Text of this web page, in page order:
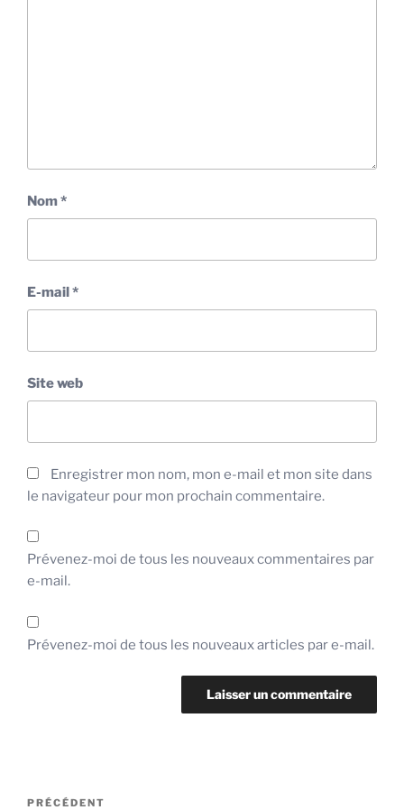
Nom*
E-mail*
Site web
Enregistrer mon nom, mon e-mail et mon site dans
le navigateur pour mon prochain commentaire.
Prévenez-moi de tous les nouveaux commentaires par
e-mail.
Prévenez-moi de tous les nouveaux articles par e-mail.
Navigation
Article
PRÉCÉDENT